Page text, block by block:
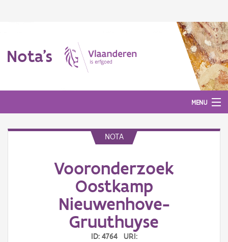
Nota's
MENU
NOTA
Vooronderzoek
Oostkamp
Nieuwenhove-
Gruuthuyse
ID: 4764 URI: